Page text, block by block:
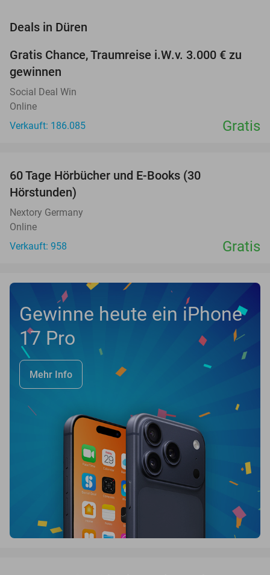
Deals in Düren
Gratis Chance, Traumreise i.W.v. 3.000 € zu
gewinnen
Social Deal Win
Online
Verkauft: 186.085
Gratis
60 Tage Hörbücher und E-Books (30
Hörstunden)
Nextory Germany
Online
Verkauft: 958
Gratis
Gewinne heute ein iPhone
17 Pro
Mehr Info